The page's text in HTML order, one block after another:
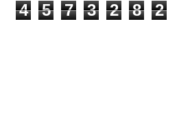
4 5 7 3 2 8 2